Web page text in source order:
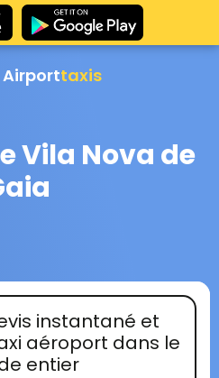
Airporttaxis
Vila Nova de
instantané et
aéroport dans le
entier